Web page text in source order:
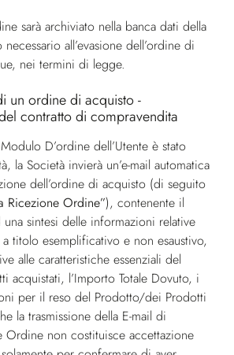
sarà archiviato nella banca dati della
all’evasione dell’ordine di
nei termini di legge.
un ordine di acquisto -
contratto di compravendita
D’ordine dell’Utente è stato
la Società invierà un’e-mail automatica
dell’ordine di acquisto (di seguito
Ricezione Ordine”), contenente il
sintesi delle informazioni relative
titolo esemplificativo e non esaustivo,
alle caratteristiche essenziali del
acquistati, l’Importo Totale Dovuto, i
per il reso del Prodotto/dei Prodotti
la trasmissione della E-mail di
Ordine non costituisce accettazione